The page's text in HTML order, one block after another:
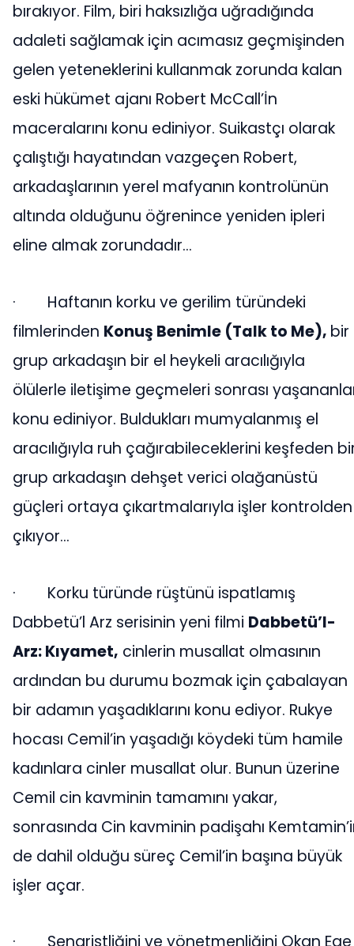
bırakıyor. Film, biri haksızlığa uğradığında
adaleti sağlamak için acımasız geçmişinden
gelen yeteneklerini kullanmak zorunda kalan
eski hükümet ajanı Robert McCall’İn
maceralarını konu ediniyor. Suikastçı olarak
çalıştığı hayatından vazgeçen Robert,
arkadaşlarının yerel mafyanın kontrolünün
altında olduğunu öğrenince yeniden ipleri
eline almak zorundadır…
· Haftanın korku ve gerilim türündeki
filmlerinden Konuş Benimle (Talk to Me), bir
grup arkadaşın bir el heykeli aracılığıyla
ölülerle iletişime geçmeleri sonrası
konu ediniyor. Buldukları mumyalanmış el
aracılığıyla ruh çağırabileceklerini keşfeden
grup arkadaşın dehşet verici olağanüstü
güçleri ortaya çıkartmalarıyla işler kontrolden
çıkıyor…
· Korku türünde rüştünü ispatlamış
Dabbetü’l Arz serisinin yeni filmi Dabbetü’l-
Arz: Kıyamet, cinlerin musallat olmasının
ardından bu durumu bozmak için çabalayan
bir adamın yaşadıklarını konu ediyor. Rukye
hocası Cemil’in yaşadığı köydeki tüm hamile
kadınlara cinler musallat olur. Bunun üzerine
Cemil cin kavminin tamamını yakar,
sonrasında Cin kavminin padişahı
de dahil olduğu süreç Cemil’in başına büyük
işler açar.
· Senaristliğini ve yönetmenliğini Okan Ege